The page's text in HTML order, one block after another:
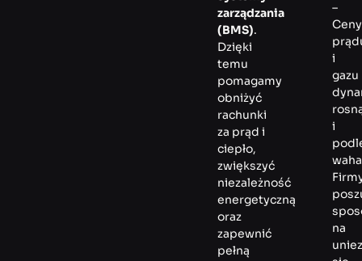
zarządzania
(BMS).
Dzięki
temu
pomagamy
obniżyć
rachunki
za prąd i
ciepło,
zwiększyć
niezależność
energetyczną
oraz
zapewnić
pełną
–
Ceny
i
gazu
i
na